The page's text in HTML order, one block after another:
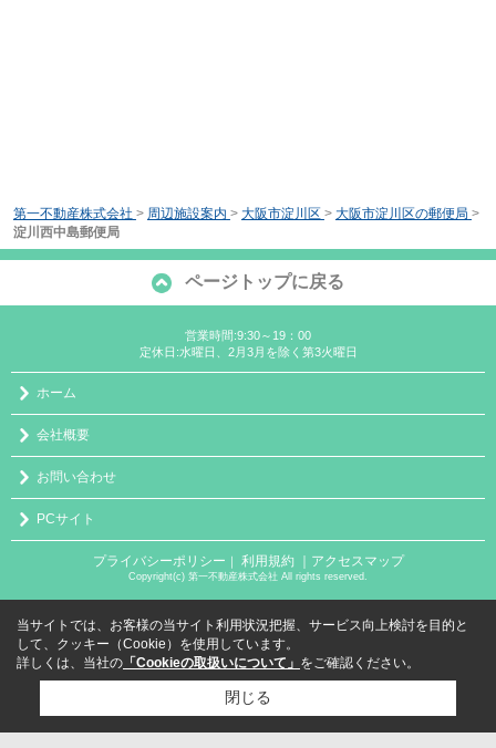
第一不動産株式会社 > 周辺施設案内 > 大阪市淀川区 > 大阪市淀川区の郵便局 >
淀川西中島郵便局
ページトップに戻る
営業時間:9:30～19：00
定休日:水曜日、2月3月を除く第3火曜日
ホーム
会社概要
お問い合わせ
PCサイト
プライバシーポリシー ｜ 利用規約 ｜アクセスマップ
Copyright(c) 第一不動産株式会社 All rights reserved.
当サイトでは、お客様の当サイト利用状況把握、サービス向上検討を目的と
して、クッキー（Cookie）を使用しています。
詳しくは、当社の 「Cookieの取扱いについて」 をご確認ください。
閉じる